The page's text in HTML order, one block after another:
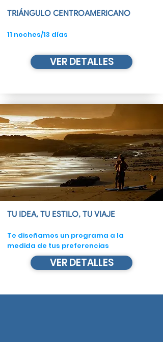
TRIÁNGULO CENTROAMERICANO
11 noches/13 días
VER DETALLES
TU IDEA, TU ESTILO, TU VIAJE
Te diseñamos un programa a la
medida de tus preferencias​
VER DETALLES